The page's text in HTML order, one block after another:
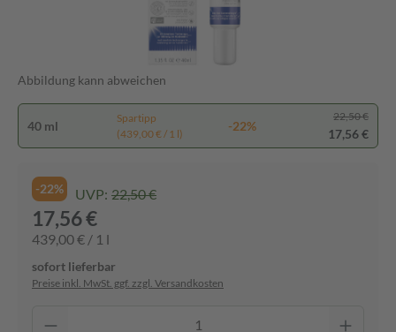
Abbildung kann abweichen
40 ml
Spartipp
(439,00 € / 1 l)
-22%
22,50 €
17,56 €
-22% UVP: 22,50 €
17,56 €
439,00 € / 1 l
sofort lieferbar
Preise inkl. MwSt. ggf. zzgl. Versandkosten